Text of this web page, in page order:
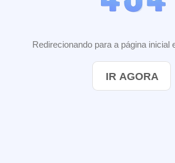
Redirecionando para a página inicial
IR AGORA